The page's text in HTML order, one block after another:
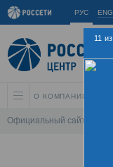
РУС ENG
О КОМПАНИИ
Официальный сайт
11 из